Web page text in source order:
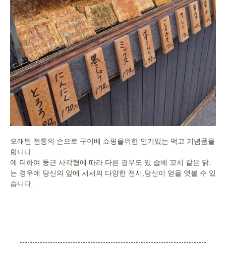
오래된 전통의 손으로 구이베 쇼핑을위한 인기있는 먹고 기념품을
합니다.
에 더하여 둥근 사각형에 따라 다른 경우도 있 습베 꼬치 같은 닭.
는 경우에 당신의 앞에 서서의 다양한 전시,당신이 얻을 엿볼 수 있
습니다.